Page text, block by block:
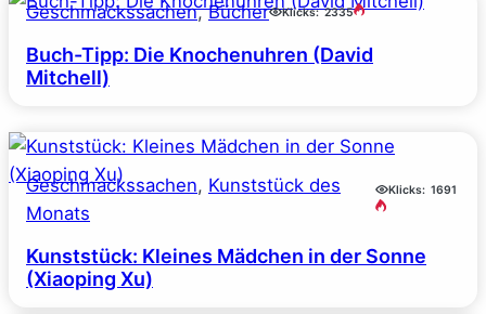
Geschmackssachen, Bücher Klicks: 2335
Buch-Tipp: Die Knochenuhren (David
Mitchell)
Geschmackssachen, Kunststück des
Monats
Klicks: 1691
Kunststück: Kleines Mädchen in der Sonne
(Xiaoping Xu)